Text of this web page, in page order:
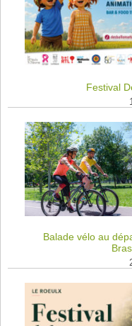
Festival
Balade vélo au